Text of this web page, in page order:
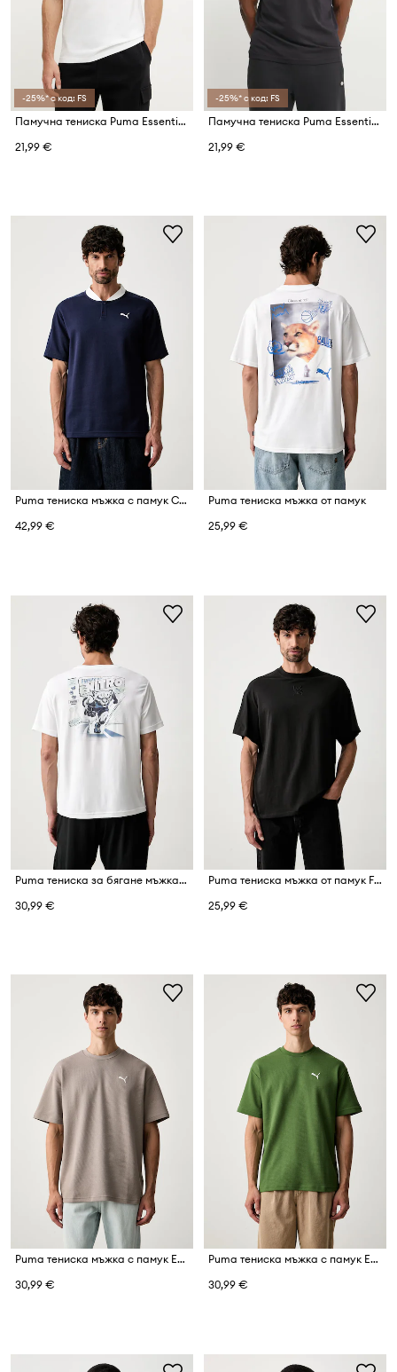
-25%* с код: FS
Памучна тениска Puma Essential Logo
21,99 €
-25%* с код: FS
Памучна тениска Puma Essential Logo
21,99 €
Puma тениска мъжка с памук CLASS
42,99 €
Puma тениска мъжка от памук
25,99 €
Puma тениска за бягане мъжка Run Nitro
30,99 €
Puma тениска мъжка от памук FUNDAMENTALS
25,99 €
Puma тениска мъжка с памук Essentials Elevated
30,99 €
Puma тениска мъжка с памук Essentials Elevated
30,99 €